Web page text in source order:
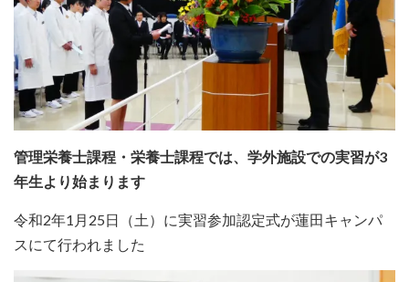
管理栄養士課程・栄養士課程では、学外施設での実習が3
年生より始まります
令和2年1月25日（土）に実習参加認定式が蓮田キャンパ
スにて行われました